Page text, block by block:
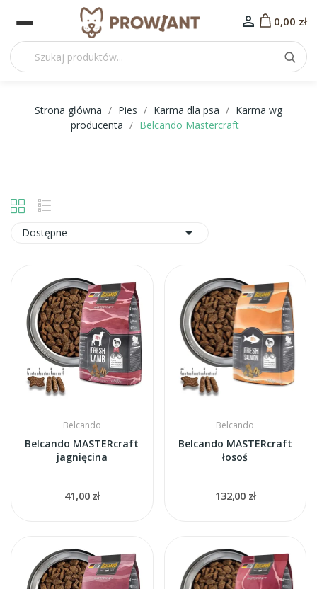
 0,00 zł
Strona główna Pies Karma dla psa
Karma wg
producenta
Belcando Mastercraft
Dostępne 
Belcando
Belcando MASTERcraft
jagnięcina
41,00 zł
Belcando
Belcando MASTERcraft
łosoś
132,00 zł